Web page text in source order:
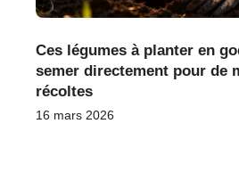
Ces légumes à planter en
semer directement pour de
récoltes
16 mars 2026